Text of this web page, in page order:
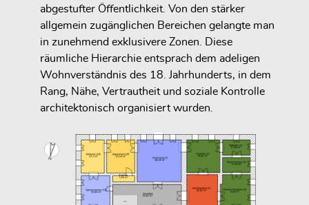
abgestufter Öffentlichkeit. Von den stärker
allgemein zugänglichen Bereichen gelangte man
in zunehmend exklusivere Zonen. Diese
räumliche Hierarchie entsprach dem adeligen
Wohnverständnis des 18. Jahrhunderts, in dem
Rang, Nähe, Vertrautheit und soziale Kontrolle
architektonisch organisiert wurden.